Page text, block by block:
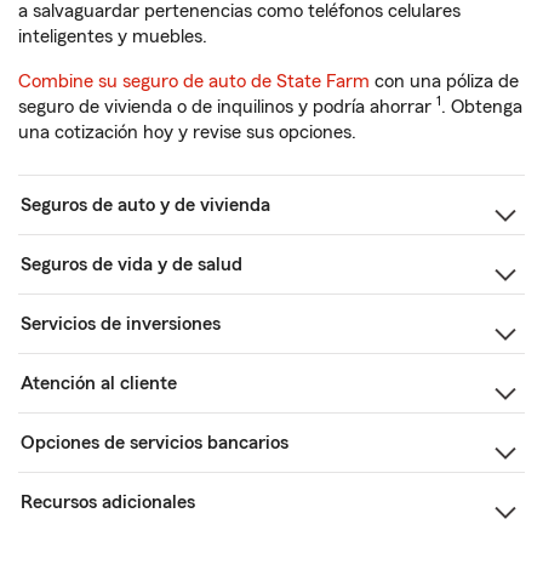
a salvaguardar pertenencias como teléfonos celulares
inteligentes y muebles.
Combine su seguro de auto de State Farm con una póliza de
seguro de vivienda o de inquilinos y podría ahorrar 1. Obtenga
una cotización hoy y revise sus opciones.
Seguros de auto y de vivienda
Seguros de vida y de salud
Servicios de inversiones
Atención al cliente
Opciones de servicios bancarios
Recursos adicionales